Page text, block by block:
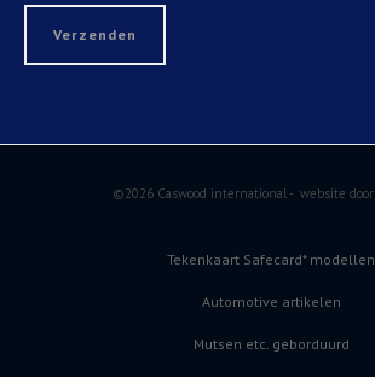
©2026 Caswood international - website door
Tekenkaart Safecard* modellen
Automotive artikelen
Mutsen etc. geborduurd